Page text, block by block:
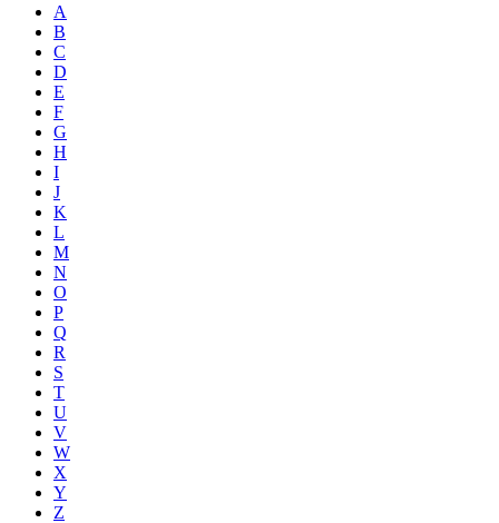
A
B
C
D
E
F
G
H
I
J
K
L
M
N
O
P
Q
R
S
T
U
V
W
X
Y
Z